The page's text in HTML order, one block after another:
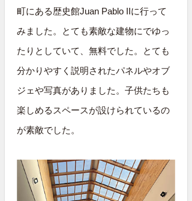
町にある歴史館Juan Pablo IIに行って
みました。とても素敵な建物にでゆっ
たりとしていて、無料でした。とても
分かりやすく説明されたパネルやオブ
ジェや写真がありました。子供たちも
楽しめるスペースが設けられているの
が素敵でした。